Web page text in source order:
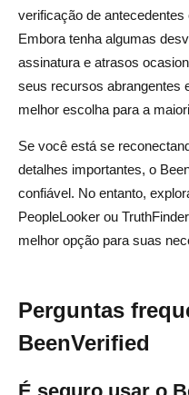
verificação de
Embora tenha algumas
assinatura e atrasos
seus recursos abrangentes
melhor escolha para a
Se você está se
detalhes importantes, o
confiável. No entanto,
PeopleLooker ou
melhor opção para suas
Perguntas
BeenVerified